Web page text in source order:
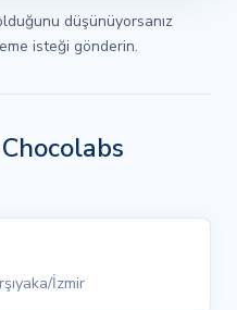
düşünüyorsanız
isteği gönderin.
İzmir